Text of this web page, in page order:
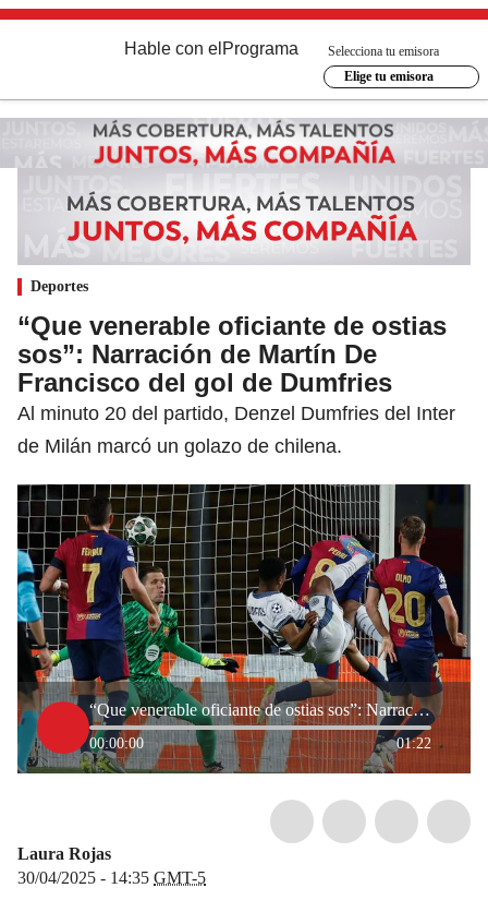
Hable con el Programa
Selecciona tu emisora
Elige tu emisora
Deportes
“Que venerable oficiante de ostias
sos”: Narración de Martín De
Francisco del gol de Dumfries
Al minuto 20 del partido, Denzel Dumfries del Inter
de Milán marcó un golazo de chilena.
“Que venerable oficiante de ostias sos”: Narración de Martín De Francisco del gol de Dumfries
00:00:00 01:22
Laura Rojas
30/04/2025 - 14:35 GMT-5